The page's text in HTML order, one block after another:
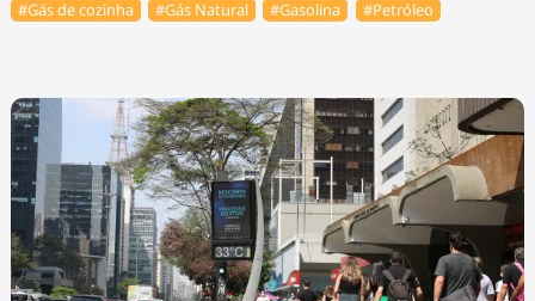
#Gás de cozinha
#Gás Natural #Gasolina #Petróleo